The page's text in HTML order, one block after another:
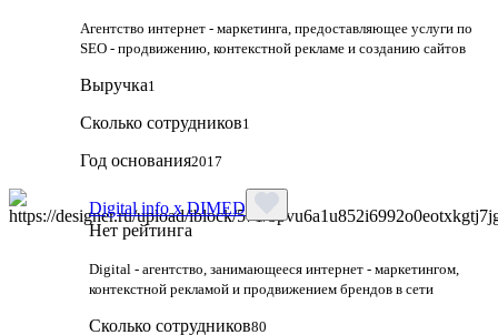
Агентство интернет - маркетинга, предоставляющее услуги по
SEO - продвижению, контекстной рекламе и созданию сайтов
Выручка1
Сколько сотрудников1
Год основания2017
Digital info x DIMED
Нет рейтинга
Digital - агентство, занимающееся интернет - маркетингом,
контекстной рекламой и продвижением брендов в сети
Сколько сотрудников80